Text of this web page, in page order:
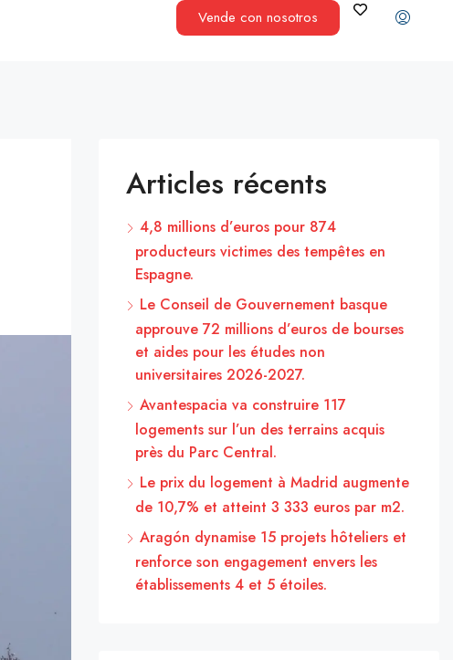
Vende con nosotros
Articles récents
4,8 millions d’euros pour 874
producteurs victimes des tempêtes en
Espagne.
Le Conseil de Gouvernement basque
approuve 72 millions d’euros de bourses
et aides pour les études non
universitaires 2026-2027.
Avantespacia va construire 117
logements sur l’un des terrains acquis
près du Parc Central.
Le prix du logement à Madrid augmente
de 10,7% et atteint 3 333 euros par m2.
Aragón dynamise 15 projets hôteliers et
renforce son engagement envers les
établissements 4 et 5 étoiles.